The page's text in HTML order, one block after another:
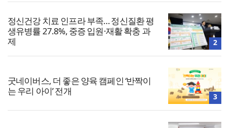
정신건강 치료 인프라 부족… 정신질환 평
생유병률 27.8%, 중증 입원·재활 확충 과
제
2
굿네이버스, 더 좋은 양육 캠페인 ‘반짝이
는 우리 아이’ 전개
3